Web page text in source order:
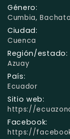
Género:
Cumbia,
Ciudad:
Cuenca
Región/estado:
Azuay
País:
Ecuador
Sitio web:
https://
Facebook:
https://